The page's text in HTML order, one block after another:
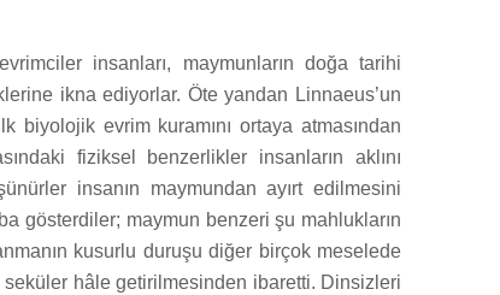
insanları, maymunların doğa tarihi
ikna ediyorlar. Öte yandan Linnaeus’un
biyolojik evrim kuramını ortaya atmasından
fiziksel benzerlikler insanların aklını
insanın maymundan ayırt edilmesini
gösterdiler; maymun benzeri şu mahlukların
kusurlu duruşu diğer birçok meselede
seküler hâle getirilmesinden ibaretti. Dinsizleri